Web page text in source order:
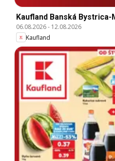
Kaufland Banská
06.08.2026- 12.08.2026
Kaufland